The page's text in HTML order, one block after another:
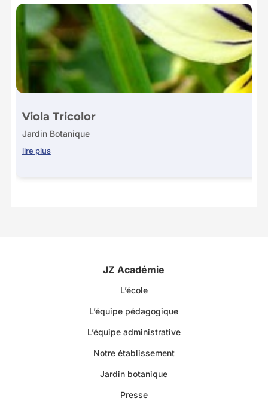
Viola Tricolor
Jardin Botanique
lire plus
JZ Académie
L’école
L’équipe pédagogique
L’équipe administrative
Notre établissement
Jardin botanique
Presse